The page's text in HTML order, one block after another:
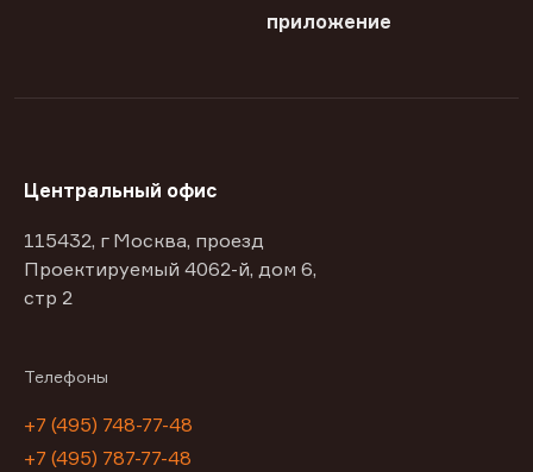
приложение
Центральный офис
115432, г Москва, проезд
Проектируемый 4062-й, дом 6,
стр 2
Телефоны
+7 (495) 748-77-48
+7 (495) 787-77-48